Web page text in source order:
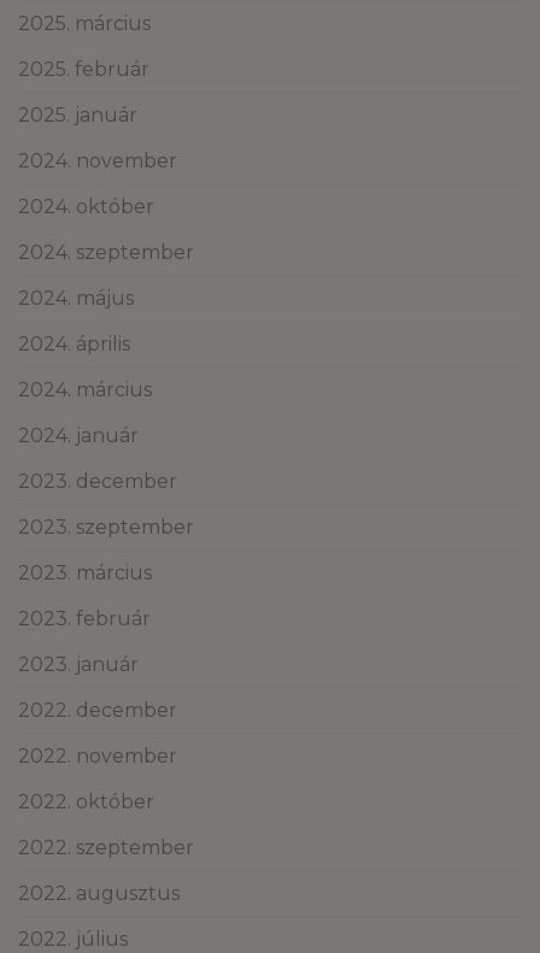
2025. március
2025. február
2025. január
2024. november
2024. október
2024. szeptember
2024. május
2024. április
2024. március
2024. január
2023. december
2023. szeptember
2023. március
2023. február
2023. január
2022. december
2022. november
2022. október
2022. szeptember
2022. augusztus
2022. július